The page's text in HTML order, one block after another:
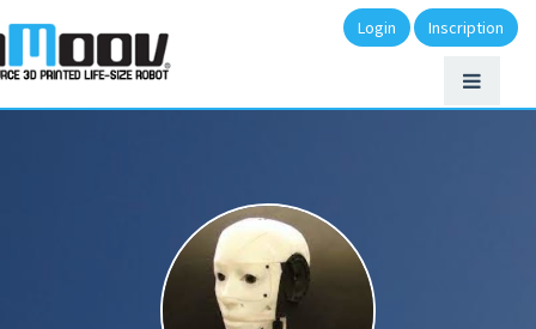
Login Inscription